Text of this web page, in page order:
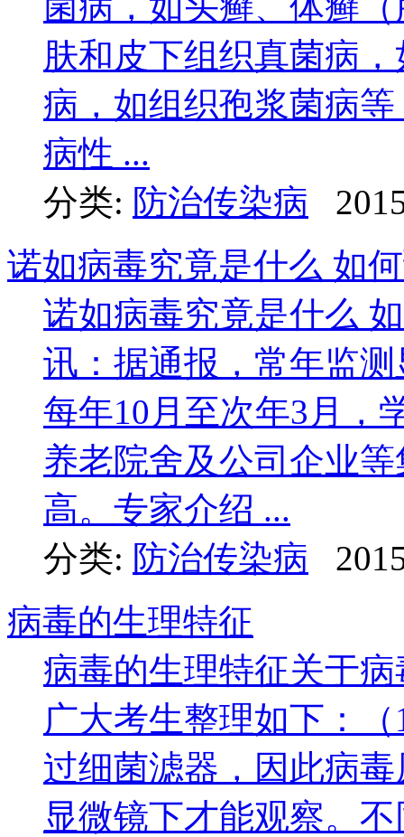
肤和皮下组织真菌病
病，如组织孢浆菌病
病性 ...
分类: 防治传染病
诺如病毒究竟是什么 如
诺如病毒究竟是什么
讯：据通报，常年监
每年10月至次年3月，
养老院舍及公司企业
高。专家介绍 ...
分类: 防治传染病
病毒的生理特征
病毒的生理特征关于
广大考生整理如下：
过细菌滤器，因此病
显微镜下才能观察。